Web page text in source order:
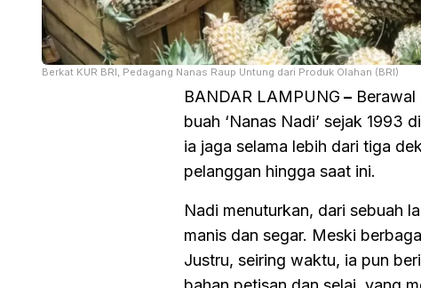
Berkat KUR BRI, Pedagang Nanas Raup Untung dari Produk Olahan (BRI)
BANDAR LAMPUNG –Berawal
buah ‘Nanas Nadi’ sejak 1993
ia jaga selama lebih dari tiga
pelanggan hingga saat ini.
Nadi menuturkan, dari sebuah
manis dan segar. Meski
Justru, seiring waktu, ia pun